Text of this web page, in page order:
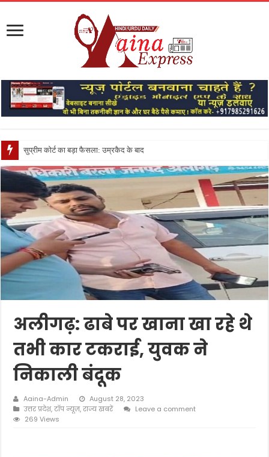
सुप्रीम कोर्ट का बड़ा फैसला: उम्रकैद के बाद मृत्यु तक जेल में रखने
अलीगढ़: ढाबे पर खाना खा रहे थे
तभी कार टकराई, युवक ने
निकाली बंदूक
Aaina-Admin
August 28, 2023
उत्तर प्रदेश,टॉप न्यूज़,राज्य खबरें
Leave a comment
269 Views